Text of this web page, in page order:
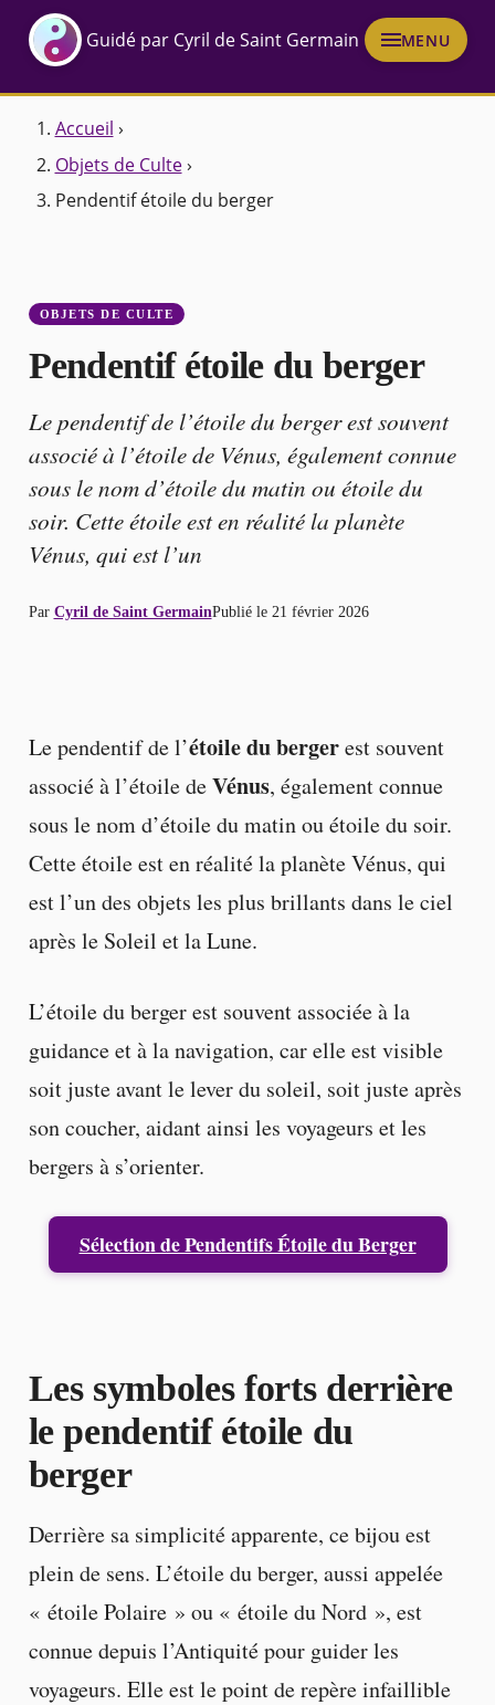
Guidé par Cyril de Saint Germain MENU
Accueil ›
Objets de Culte ›
Pendentif étoile du berger
OBJETS DE CULTE
Pendentif étoile du berger
Le pendentif de l’étoile du berger est souvent
associé à l’étoile de Vénus, également connue
sous le nom d’étoile du matin ou étoile du
soir. Cette étoile est en réalité la planète
Vénus, qui est l’un
Par Cyril de Saint GermainPublié le 21 février 2026
Le pendentif de l’étoile du bergerest souvent
associé à l’étoile deVénus, également connue
sous le nom d’étoile du matin ou étoile du soir.
Cette étoile est en réalité la planète Vénus, qui
est l’un des objets les plus brillants dans le ciel
après le Soleil et la Lune.
L’étoile du berger est souvent associée à la
guidance et à la navigation, car elle est visible
soit juste avant le lever du soleil, soit juste après
son coucher, aidant ainsi les voyageurs et les
bergers à s’orienter.
Sélection de Pendentifs Étoile du Berger
Les symboles forts derrière
le pendentif étoile du
berger
Derrière sa simplicité apparente, ce bijou est
plein de sens. L’étoile du berger, aussi appelée
« étoile Polaire » ou « étoile du Nord », est
connue depuis l’Antiquité pour guider les
voyageurs. Elle est le point de repère infaillible